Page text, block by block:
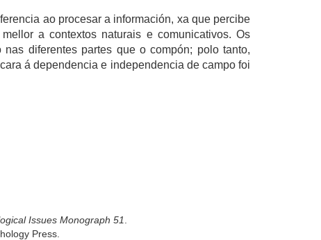
ao procesar a información, xa que percibe
a contextos naturais e comunicativos. Os
diferentes partes que o compón; polo tanto,
á dependencia e independencia de campo foi
Issues Monograph 51
Press.